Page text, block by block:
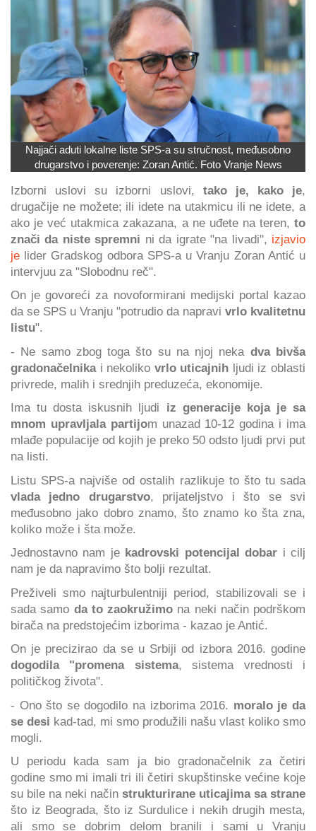
Najjači aduti lokalne liste SPS-a su stručnost, međusobno
drugarstvo i poverenje: Zoran Antić. Foto Vranje News
Izborni uslovi su izborni uslovi, tako je, kako je,
drugačije ne možete; ili idete na utakmicu ili ne idete, a
ako je već utakmica zakazana, a ne uđete na teren, to
znači da niste spremni ni da igrate "na livadi", izjavio
je lider Gradskog odbora SPS-a u Vranju Zoran Antić u
intervjuu za "Slobodnu reč".
On je govoreći za novoformirani medijski portal kazao
da se SPS u Vranju "potrudio da napravi vrlo kvalitetnu
listu".
- Ne samo zbog toga što su na njoj neka dva bivša
gradonačelnikai nekoliko vrlo uticajnih ljudi iz oblasti
privrede, malih i srednjih preduzeća, ekonomije.
Ima tu dosta iskusnih ljudi iz generacije koja je sa
mnom upravljala partijom unazad 10-12 godina i ima
mlađe populacije od kojih je preko 50 odsto ljudi prvi put
na listi.
Listu SPS-a najviše od ostalih razlikuje to što tu sada
vlada jedno drugarstvo, prijateljstvo i što se svi
međusobno jako dobro znamo, što znamo ko šta zna,
koliko može i šta može.
Jednostavno nam jekadrovski potencijal dobar i cilj
nam je da napravimo što bolji rezultat.
Preživeli smo najturbulentniji period, stabilizovali se i
sada samo da to zaokružimo na neki način podrškom
birača na predstojećim izborima - kazao je Antić.
On je precizirao da se u Srbiji od izbora 2016. godine
dogodila "promena sistema, sistema vrednosti i
političkog života".
- Ono što se dogodilo na izborima 2016. moralo je da
se desi kad-tad, mi smo produžili našu vlast koliko smo
mogli.
U periodu kada sam ja bio gradonačelnik za četiri
godine smo mi imali tri ili četiri skupštinske većine koje
su bile na neki način strukturirane uticajima sa strane
što iz Beograda, što iz Surdulice i nekih drugih mesta,
ali smo se dobrim delom branili i sami u Vranju